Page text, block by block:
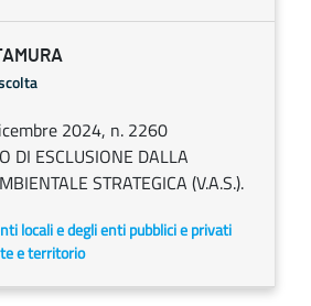
2024, n. 2260
DI ESCLUSIONE DALLA
STRATEGICA (V.A.S.).
locali e degli enti pubblici e privati
e territorio